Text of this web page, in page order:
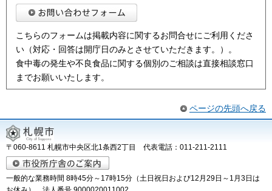
こちらのフォームは掲載内容に関するお問合せにご利用くださ
い（対応・回答は開庁日のみとさせていただきます。）。
食中毒の発生や不良食品に関する個別のご相談は直接相談窓口
までお願いいたします。
ページの先頭へ戻る
〒060-8611 札幌市中央区北1条西2丁目 代表電話：011-211-2111
一般的な業務時間 8時45分～17時15分（土日祝日および12月29日～1月3日は